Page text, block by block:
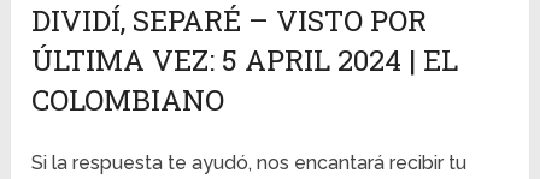
DIVIDÍ, SEPARÉ – VISTO POR
ÚLTIMA VEZ: 5 APRIL 2024 | EL
COLOMBIANO
Si la respuesta te ayudó, nos encantará recibir tu